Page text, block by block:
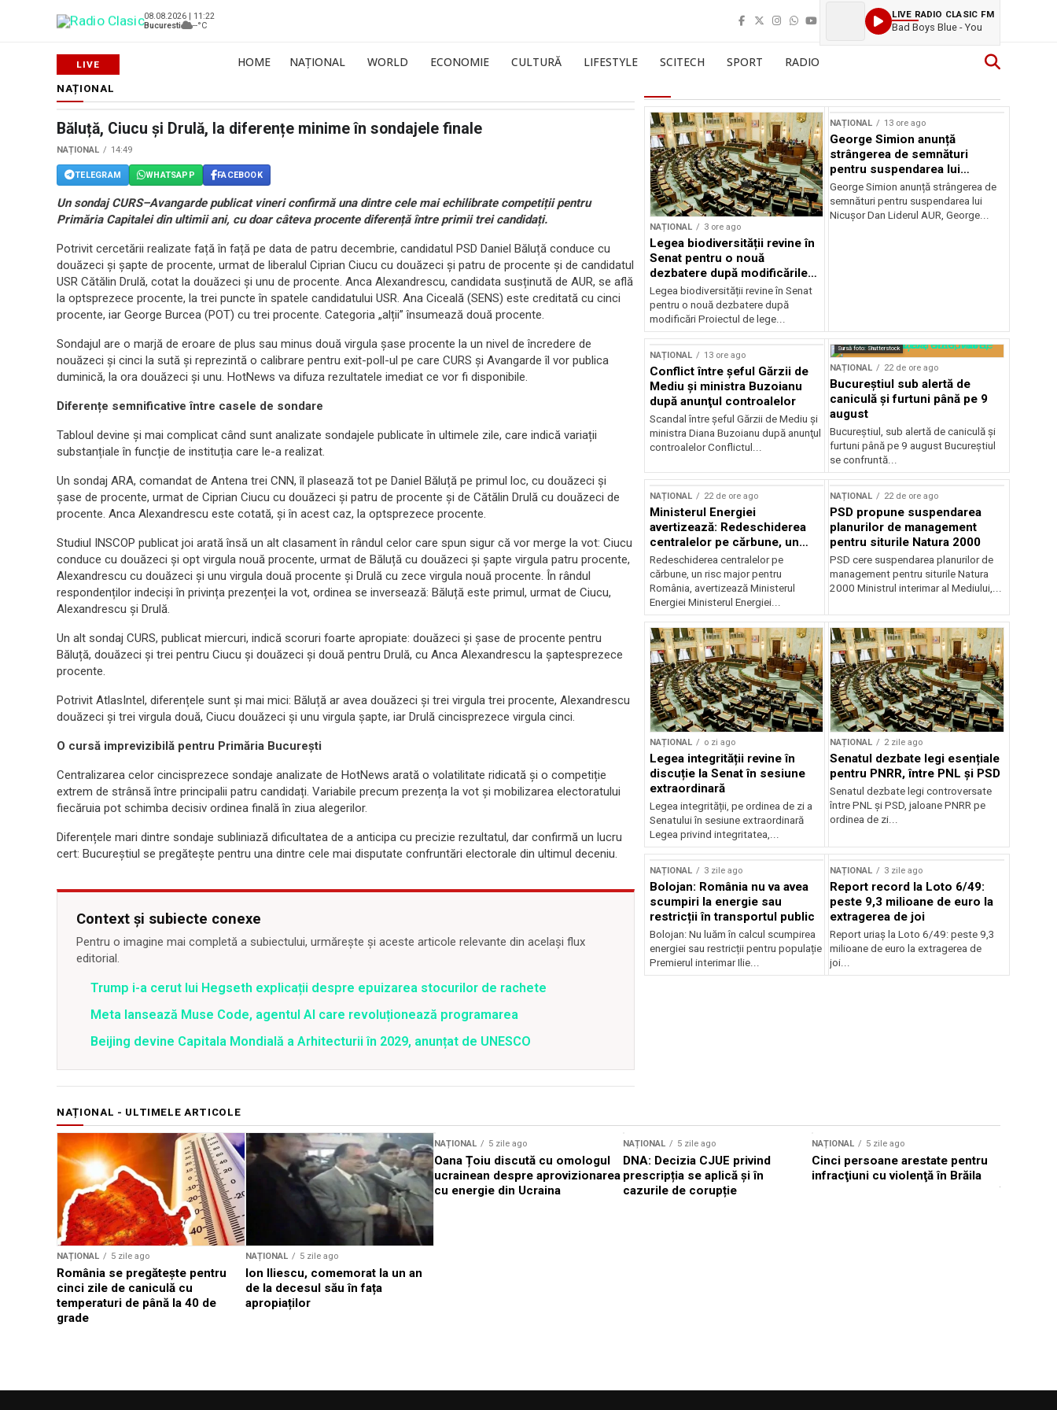
08.08.2026 | 11:22
Bucuresti
--°C
LIVE RADIO CLASIC FM
Bad Boys Blue - You
HOME NAȚIONAL WORLD ECONOMIE CULTURĂ LIFESTYLE SCITECH SPORT RADIO
NAȚIONAL
Băluță, Ciucu și Drulă, la diferențe minime în sondajele finale
NAȚIONAL 14:49
TELEGRAM WHATSAPP FACEBOOK
Un sondaj CURS–Avangarde publicat vineri confirmă una dintre cele mai echilibrate competiții pentru
Primăria Capitalei din ultimii ani, cu doar câteva procente diferență între primii trei candidați.
Potrivit cercetării realizate față în față pe data de patru decembrie, candidatul PSD Daniel Băluță conduce cu
douăzeci și șapte de procente, urmat de liberalul Ciprian Ciucu cu douăzeci și patru de procente și de candidatul
USR Cătălin Drulă, cotat la douăzeci și unu de procente. Anca Alexandrescu, candidata susținută de AUR, se află
la optsprezece procente, la trei puncte în spatele candidatului USR. Ana Ciceală (SENS) este creditată cu cinci
procente, iar George Burcea (POT) cu trei procente. Categoria „alții” însumează două procente.
Sondajul are o marjă de eroare de plus sau minus două virgula șase procente la un nivel de încredere de
nouăzeci și cinci la sută și reprezintă o calibrare pentru exit-poll-ul pe care CURS și Avangarde îl vor publica
duminică, la ora douăzeci și unu. HotNews va difuza rezultatele imediat ce vor fi disponibile.
Diferențe semnificative între casele de sondare
Tabloul devine și mai complicat când sunt analizate sondajele publicate în ultimele zile, care indică variații
substanțiale în funcție de instituția care le-a realizat.
Un sondaj ARA, comandat de Antena trei CNN, îl plasează tot pe Daniel Băluță pe primul loc, cu douăzeci și
șase de procente, urmat de Ciprian Ciucu cu douăzeci și patru de procente și de Cătălin Drulă cu douăzeci de
procente. Anca Alexandrescu este cotată, și în acest caz, la optsprezece procente.
Studiul INSCOP publicat joi arată însă un alt clasament în rândul celor care spun sigur că vor merge la vot: Ciucu
conduce cu douăzeci și opt virgula nouă procente, urmat de Băluță cu douăzeci și șapte virgula patru procente,
Alexandrescu cu douăzeci și unu virgula două procente și Drulă cu zece virgula nouă procente. În rândul
respondenților indeciși în privința prezenței la vot, ordinea se inversează: Băluță este primul, urmat de Ciucu,
Alexandrescu și Drulă.
Un alt sondaj CURS, publicat miercuri, indică scoruri foarte apropiate: douăzeci și șase de procente pentru
Băluță, douăzeci și trei pentru Ciucu și douăzeci și două pentru Drulă, cu Anca Alexandrescu la șaptesprezece
procente.
Potrivit AtlasIntel, diferențele sunt și mai mici: Băluță ar avea douăzeci și trei virgula trei procente, Alexandrescu
douăzeci și trei virgula două, Ciucu douăzeci și unu virgula șapte, iar Drulă cincisprezece virgula cinci.
O cursă imprevizibilă pentru Primăria București
Centralizarea celor cincisprezece sondaje analizate de HotNews arată o volatilitate ridicată și o competiție
extrem de strânsă între principalii patru candidați. Variabile precum prezența la vot și mobilizarea electoratului
fiecăruia pot schimba decisiv ordinea finală în ziua alegerilor.
Diferențele mari dintre sondaje subliniază dificultatea de a anticipa cu precizie rezultatul, dar confirmă un lucru
cert: Bucureștiul se pregătește pentru una dintre cele mai disputate confruntări electorale din ultimul deceniu.
Context și subiecte conexe
Pentru o imagine mai completă a subiectului, urmărește și aceste articole relevante din același flux
editorial.
Trump i-a cerut lui Hegseth explicații despre epuizarea stocurilor de rachete
Meta lansează Muse Code, agentul AI care revoluționează programarea
Beijing devine Capitala Mondială a Arhitecturii în 2029, anunțat de UNESCO
NAȚIONAL 3 ore ago
Legea biodiversității revine în
Senat pentru o nouă
dezbatere după modificările
deputaților
Legea biodiversității revine în Senat
pentru o nouă dezbatere după
modificări Proiectul de lege...
NAȚIONAL 13 ore ago
George Simion anunță
strângerea de semnături
pentru suspendarea lui
Nicușor Dan
George Simion anunță strângerea de
semnături pentru suspendarea lui
Nicușor Dan Liderul AUR, George...
NAȚIONAL 13 ore ago
Conflict între şeful Gărzii de
Mediu şi ministra Buzoianu
după anunţul controalelor
Scandal între şeful Gărzii de Mediu şi
ministra Diana Buzoianu după anunţul
controalelor Conflictul...
Sursă foto: Shutterstock
NAȚIONAL 22 de ore ago
Bucureștiul sub alertă de
caniculă și furtuni până pe 9
august
Bucureștiul, sub alertă de caniculă și
furtuni până pe 9 august Bucureștiul
se confruntă...
NAȚIONAL 22 de ore ago
Ministerul Energiei
avertizează: Redeschiderea
centralelor pe cărbune, un
risc major pentru România
Redeschiderea centralelor pe
cărbune, un risc major pentru
România, avertizează Ministerul
Energiei Ministerul Energiei...
NAȚIONAL 22 de ore ago
PSD propune suspendarea
planurilor de management
pentru siturile Natura 2000
PSD cere suspendarea planurilor de
management pentru siturile Natura
2000 Ministrul interimar al Mediului,...
NAȚIONAL o zi ago
Legea integrității revine în
discuție la Senat în sesiune
extraordinară
Legea integrității, pe ordinea de zi a
Senatului în sesiune extraordinară
Legea privind integritatea,...
NAȚIONAL 2 zile ago
Senatul dezbate legi esențiale
pentru PNRR, între PNL și PSD
Senatul dezbate legi controversate
între PNL și PSD, jaloane PNRR pe
ordinea de zi...
NAȚIONAL 3 zile ago
Bolojan: România nu va avea
scumpiri la energie sau
restricții în transportul public
Bolojan: Nu luăm în calcul scumpirea
energiei sau restricții pentru populație
Premierul interimar Ilie...
NAȚIONAL 3 zile ago
Report record la Loto 6/49:
peste 9,3 milioane de euro la
extragerea de joi
Report uriaș la Loto 6/49: peste 9,3
milioane de euro la extragerea de
joi...
NAȚIONAL - ULTIMELE ARTICOLE
NAȚIONAL 5 zile ago
România se pregătește pentru
cinci zile de caniculă cu
temperaturi de până la 40 de
grade
NAȚIONAL 5 zile ago
Ion Iliescu, comemorat la un an
de la decesul său în fața
apropiaților
NAȚIONAL 5 zile ago
Oana Țoiu discută cu omologul
ucrainean despre aprovizionarea
cu energie din Ucraina
NAȚIONAL 5 zile ago
DNA: Decizia CJUE privind
prescripția se aplică și în
cazurile de corupție
NAȚIONAL 5 zile ago
Cinci persoane arestate pentru
infracţiuni cu violenţă în Brăila